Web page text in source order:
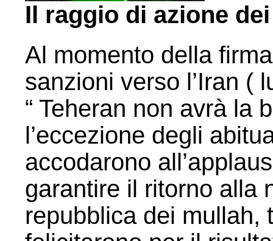
Il raggio di azione
Al momento della
sanzioni verso l’Iran (
“ Teheran non avrà la
l’eccezione degli
accodarono
garantire il ritorno alla
repubblica dei mullah,